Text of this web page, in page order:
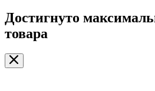
Достигнуто
товара